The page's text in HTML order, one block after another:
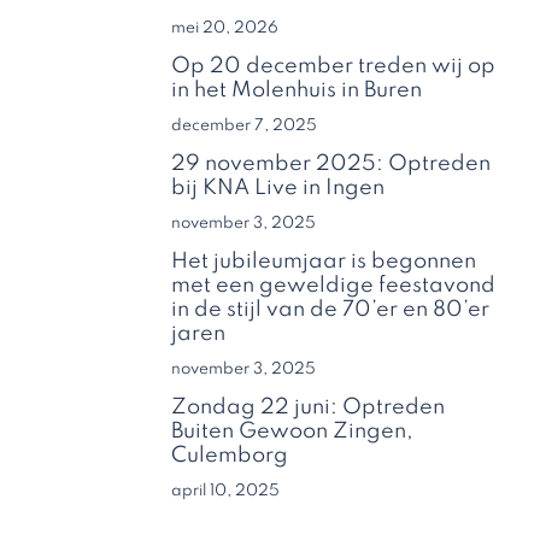
mei 20, 2026
Op 20 december treden wij op
in het Molenhuis in Buren
december 7, 2025
29 november 2025: Optreden
bij KNA Live in Ingen
november 3, 2025
Het jubileumjaar is begonnen
met een geweldige feestavond
in de stijl van de 70’er en 80’er
jaren
november 3, 2025
Zondag 22 juni: Optreden
Buiten Gewoon Zingen,
Culemborg
april 10, 2025